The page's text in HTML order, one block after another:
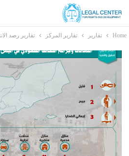
Home تقارير تقارير المركز تقارير رصد